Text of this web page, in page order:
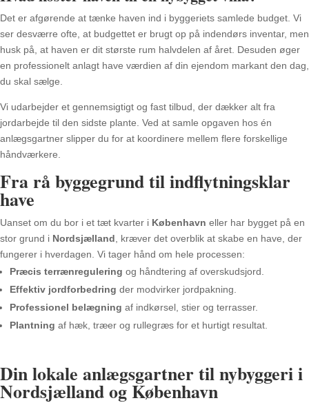
Det er afgørende at tænke haven ind i byggeriets samlede budget. Vi
ser desværre ofte, at budgettet er brugt op på indendørs inventar, men
husk på, at haven er dit største rum halvdelen af året. Desuden øger
en professionelt anlagt have værdien af din ejendom markant den dag,
du skal sælge.
Vi udarbejder et gennemsigtigt og fast tilbud, der dækker alt fra
jordarbejde til den sidste plante. Ved at samle opgaven hos én
anlægsgartner slipper du for at koordinere mellem flere forskellige
håndværkere.
Fra rå byggegrund til indflytningsklar
have
Uanset om du bor i et tæt kvarter i København eller har bygget på en
stor grund i Nordsjælland , kræver det overblik at skabe en have, der
fungerer i hverdagen. Vi tager hånd om hele processen:
Præcis terrænregulering og håndtering af overskudsjord.
Effektiv jordforbedring der modvirker jordpakning.
Professionel belægning af indkørsel, stier og terrasser.
Plantning af hæk, træer og rullegræs for et hurtigt resultat.
Din lokale anlægsgartner til nybyggeri i
Nordsjælland og København